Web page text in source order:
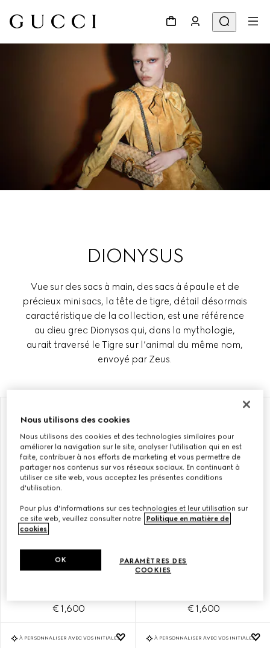
DIONYSUS
Vue sur des sacs à main, des sacs à épaule et de
précieux mini sacs, la tête de tigre, détail désormais
caractéristique de la collection, est une référence
au dieu grec Dionysos qui, dans la mythologie,
aurait traversé le Tigre sur l’animal du même nom,
envoyé par Zeus.
SAC À ÉPAULE DIONYSUS
PETIT FORMAT
€ 1,600
SAC À ÉPAULE DIONYSUS
€ 1,600
À PERSONNALISER AVEC VOS INITIALES À PERSONNALISER AVEC VOS INITIALES
Nous utilisons des cookies
Nous utilisons des cookies et des technologies similaires pour
améliorer la navigation sur le site, analyser l'utilisation qui en est
faite, contribuer à nos efforts de marketing et vous permettre de
partager nos contenus sur vos réseaux sociaux. En continuant à
utiliser ce site web, vous acceptez les présentes conditions
d'utilisation.
Pour plus d'informations sur ces technologies et leur utilisation sur
ce site web, veuillez consulter notre
Politique en matière de
cookies.
PARAMÈTRES DES
COOKIES
OK